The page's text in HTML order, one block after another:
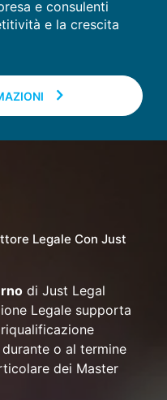
e consulenti
e la crescita
Legale Con Just
di Just Legal
Legale supporta
o al termine
dei Master